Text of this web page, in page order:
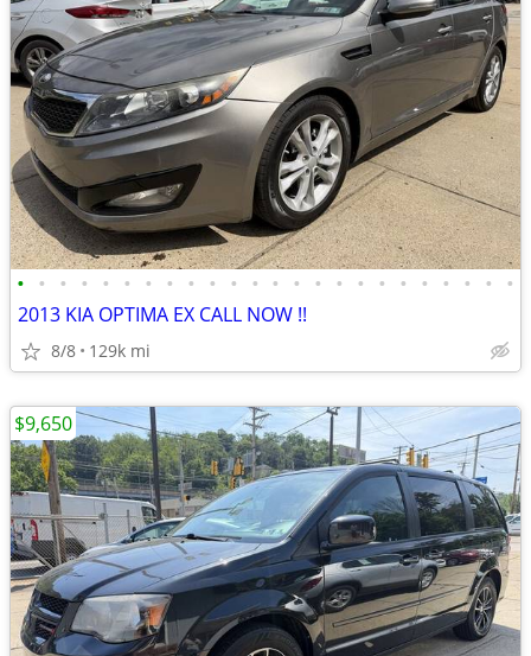
• • • • • • • • • • • • • • • • • • • • • • • •
2013 KIA OPTIMA EX CALL NOW !!
8/8 129k mi
$9,650